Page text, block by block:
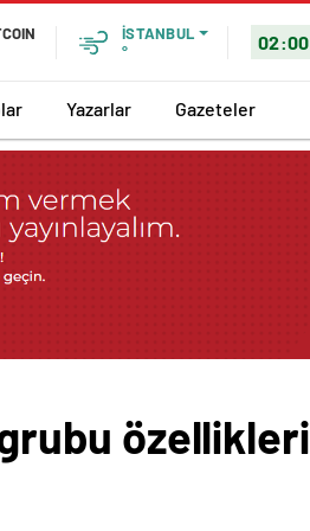
İSTANBUL
°
02:00
Yazarlar Gazeteler
özellikleri